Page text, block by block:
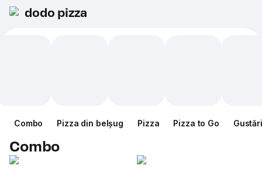
dodo pizza
Combo Pizza din belșug Pizza Pizza to Go Gustări
Combo